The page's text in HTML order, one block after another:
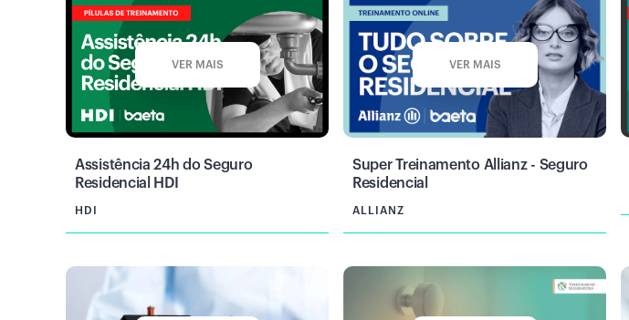
VER MAIS
Assistência 24h do Seguro
Residencial HDI
HDI
VER MAIS
Super Treinamento Allianz - Seguro
Residencial
ALLIANZ